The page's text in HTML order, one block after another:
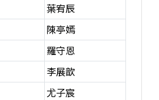
葉宥辰
陳亭嫣
羅守恩
李展歆
尤子宸